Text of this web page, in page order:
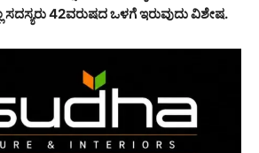
42ವರುಷದ ಒಳಗೆ ಇರುವುದು ವಿಶೇಷ.